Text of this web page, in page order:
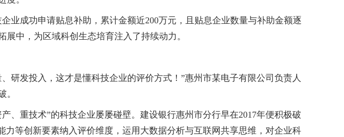
成功申请贴息补助，累计金额近200万元，且贴息企业数量与补助金额逐
中，为区域科创生态培育注入了持续动力。
发投入，这才是懂科技企业的评价方式！”惠州市某电子有限公司负责人
。
重技术”的科技企业屡屡碰壁。建设银行惠州市分行早在2017年便积极破
等创新要素纳入评价维度，运用大数据分析与互联网共享思维，对企业科